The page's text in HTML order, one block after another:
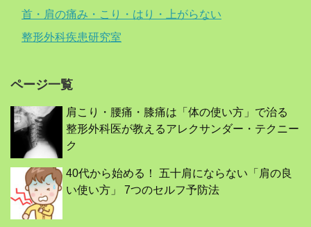
首・肩の痛み・こり・はり・上がらない
整形外科疾患研究室
ページ一覧
肩こり・腰痛・膝痛は「体の使い方」で治る
整形外科医が教えるアレクサンダー・テクニー
ク
40代から始める！ 五十肩にならない「肩の良
い使い方」 7つのセルフ予防法